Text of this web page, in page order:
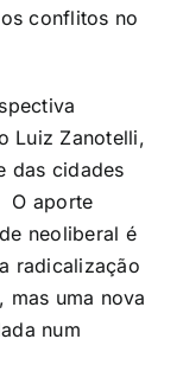
conflitos no
Luiz Zanotelli,
das cidades
O aporte
neoliberal é
radicalização
uma nova
num